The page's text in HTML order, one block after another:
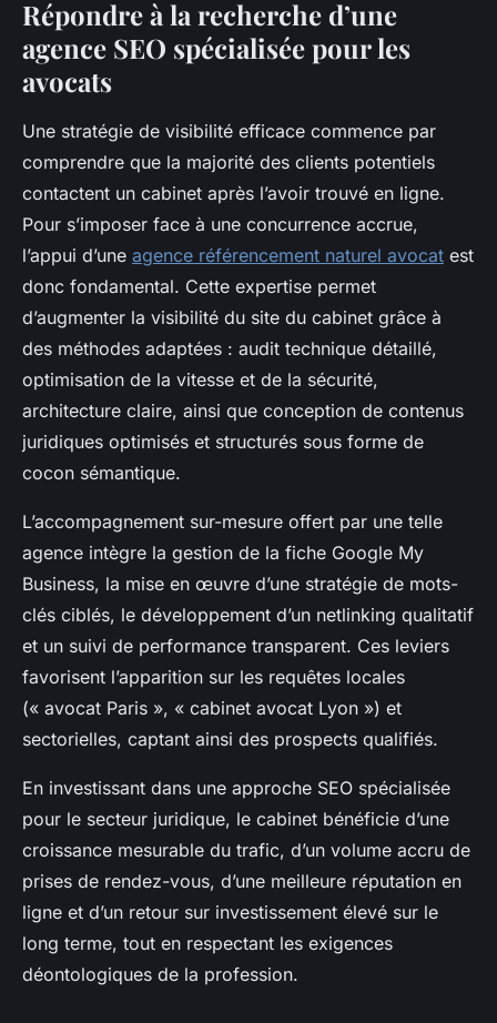
Répondre à la recherche d’une
agence SEO spécialisée pour les
avocats
Une stratégie de visibilité efficace commence par
comprendre que la majorité des clients potentiels
contactent un cabinet après l’avoir trouvé en ligne.
Pour s’imposer face à une concurrence accrue,
l’appui d’une agence référencement naturel avocat est
donc fondamental. Cette expertise permet
d’augmenter la visibilité du site du cabinet grâce à
des méthodes adaptées : audit technique détaillé,
optimisation de la vitesse et de la sécurité,
architecture claire, ainsi que conception de contenus
juridiques optimisés et structurés sous forme de
cocon sémantique.
L’accompagnement sur-mesure offert par une telle
agence intègre la gestion de la fiche Google My
Business, la mise en œuvre d’une stratégie de mots-
clés ciblés, le développement d’un netlinking qualitatif
et un suivi de performance transparent. Ces leviers
favorisent l’apparition sur les requêtes locales
(« avocat Paris », « cabinet avocat Lyon ») et
sectorielles, captant ainsi des prospects qualifiés.
En investissant dans une approche SEO spécialisée
pour le secteur juridique, le cabinet bénéficie d’une
croissance mesurable du trafic, d’un volume accru de
prises de rendez-vous, d’une meilleure réputation en
ligne et d’un retour sur investissement élevé sur le
long terme, tout en respectant les exigences
déontologiques de la profession.